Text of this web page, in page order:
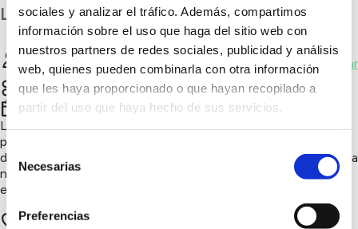
sociales y analizar el tráfico. Además, compartimos
información sobre el uso que haga del sitio web con
nuestros partners de redes sociales, publicidad y análisis
web, quienes pueden combinarla con otra información
que les haya proporcionado o que hayan recopilado a
partir del uso que haya hecho de sus servicios.
Selección
de
consentimiento
Necesarias
Preferencias
Las Palmas
Asociación Juvenil Scouts Exploradores de
Gran Canaria Bentaya
Chatear
4º trimestre 2025
22 apoyos
La sección scout 105 de Bentaya potencia el trabajo en
patrullas, liderazgo y responsabilidad mientras los jóvenes
desarrollan habilidades al aire libre. A través del contacto con la
naturaleza y especialidades prácticas, aprenden a valorar el
entorno y fomentan la educación ambiental.